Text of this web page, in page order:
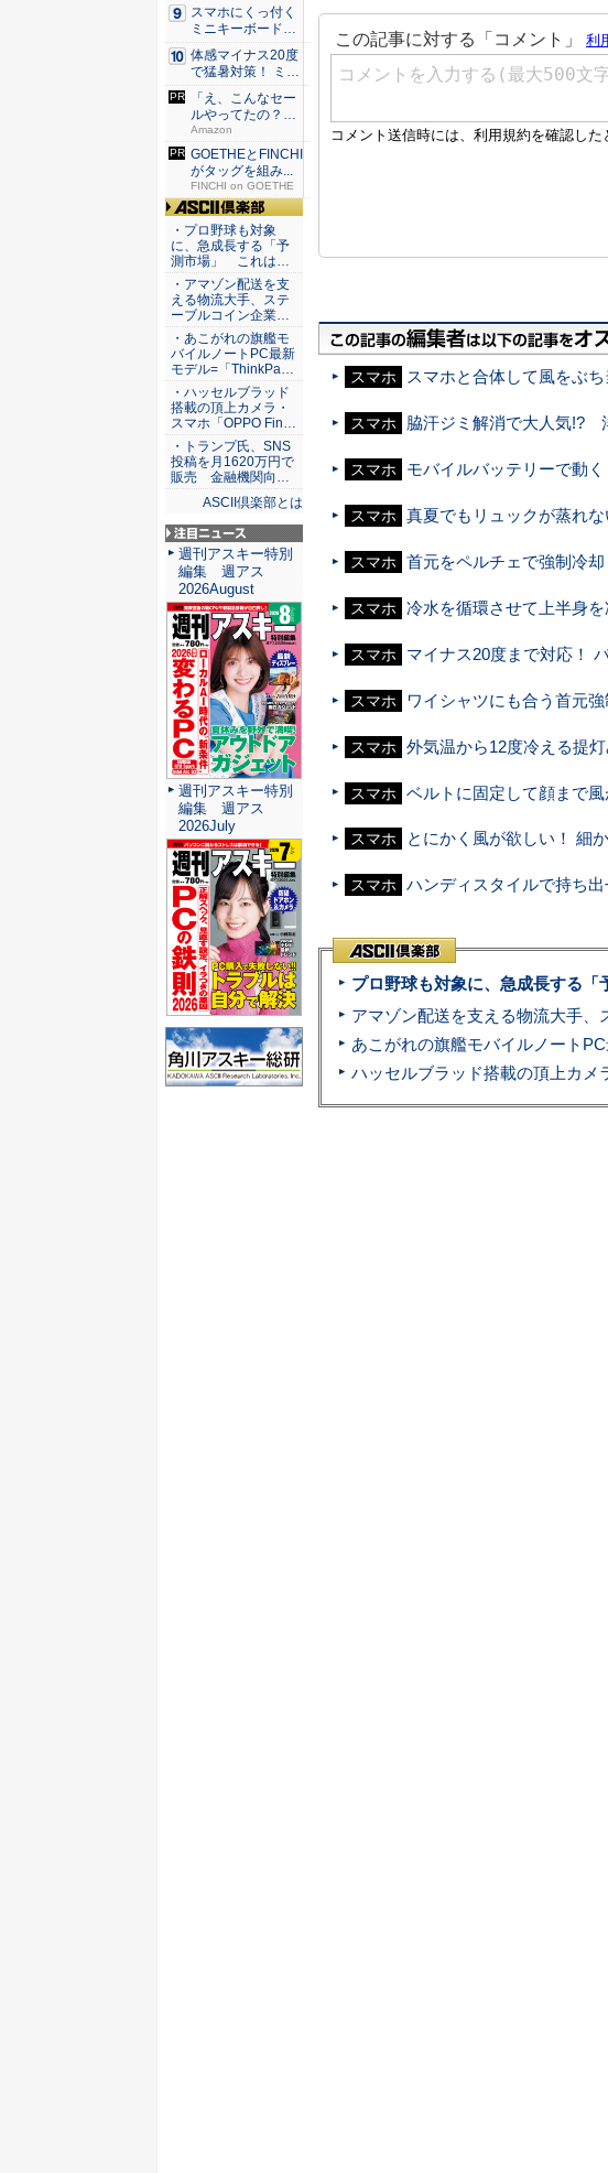
スマホ スマホと合体して風をぶ
スマホ 脇汗ジミ解消で大人気!?
スマホ モバイルバッテリーで動
スマホ 真夏でもリュックが蒸れ
スマホ 首元をペルチェで強制冷
スマホ 冷水を循環させて上半身
スマホ マイナス20度まで対応！
スマホ ワイシャツにも合う首元
スマホ 外気温から12度冷える提
スマホ ベルトに固定して顔まで
スマホ とにかく風が欲しい！ 細
スマホ ハンディスタイルで持ち
プロ野球も対象に、急成長する
スマホにくっ付く
ミニキーボード！
触ってわ...
体感マイナス20度
で猛暑対策！ ミズ
ノの...
「え、こんなセー
ルやってたの？」
80％O...
Amazon
GOETHEとFINCHI
がタッグを組み...
FINCHI on GOETHE
ASCII倶楽部
・プロ野球も対象
に、急成長する「予
測市場」 これは…
・アマゾン配送を支
える物流大手、ステ
ーブルコイン企業…
・あこがれの旗艦モ
バイルノートPC最新
モデル=「ThinkPa…
・ハッセルブラッド
搭載の頂上カメラ・
スマホ「OPPO Fin…
・トランプ氏、SNS
投稿を月1620万円で
販売 金融機関向…
ASCII倶楽部とは
注目ニュース
週刊アスキー特別
編集 週アス
2026August
週刊アスキー特別
編集 週アス
2026July